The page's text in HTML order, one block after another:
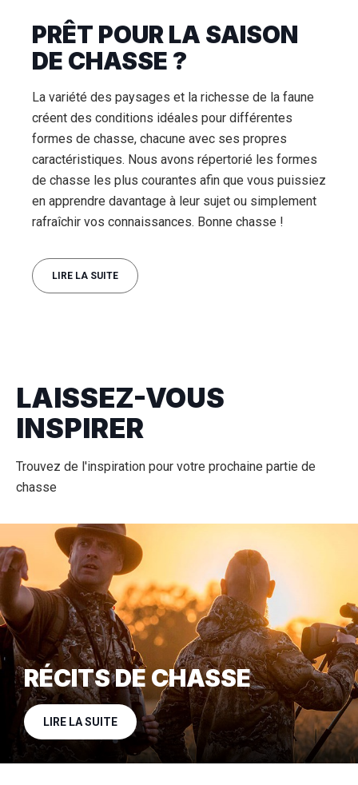
PRÊT POUR LA SAISON
DE CHASSE ?
La variété des paysages et la richesse de la faune
créent des conditions idéales pour différentes
formes de chasse, chacune avec ses propres
caractéristiques. Nous avons répertorié les formes
de chasse les plus courantes afin que vous puissiez
en apprendre davantage à leur sujet ou simplement
rafraîchir vos connaissances. Bonne chasse !
LIRE LA SUITE
LAISSEZ-VOUS
INSPIRER
Trouvez de l'inspiration pour votre prochaine partie de
chasse
RÉCITS DE CHASSE
LIRE LA SUITE